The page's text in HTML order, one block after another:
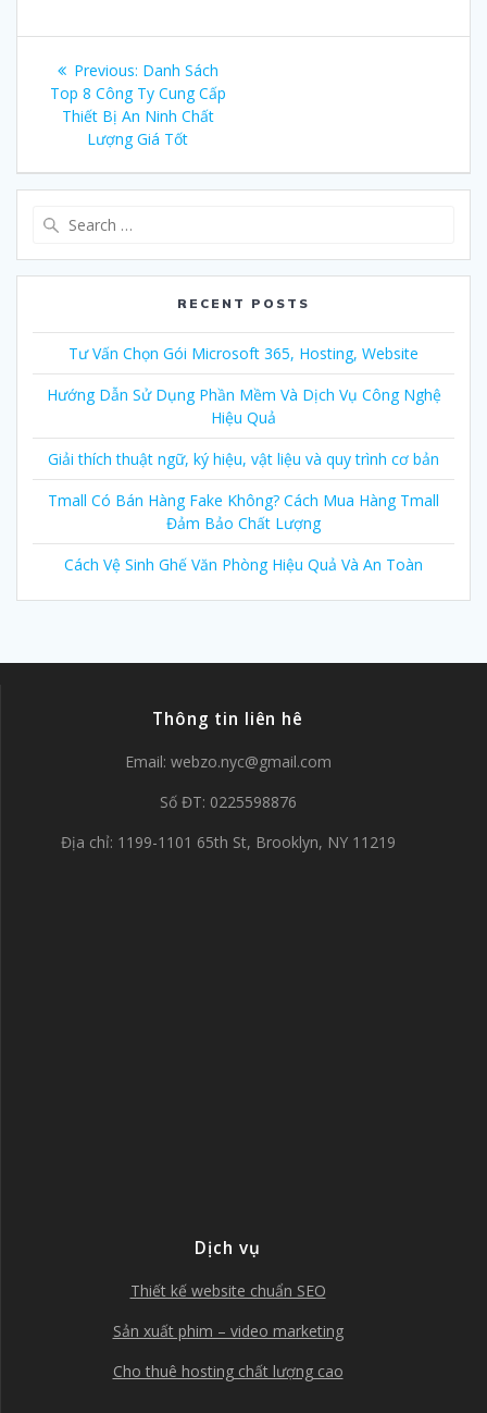
Post
navigation
Previous: Previous
post:
Danh Sách
Top 8 Công Ty Cung Cấp
Thiết Bị An Ninh Chất
Lượng Giá Tốt
RECENT POSTS
Tư Vấn Chọn Gói Microsoft 365, Hosting, Website
Hướng Dẫn Sử Dụng Phần Mềm Và Dịch Vụ Công Nghệ
Hiệu Quả
Giải thích thuật ngữ, ký hiệu, vật liệu và quy trình cơ bản
Tmall Có Bán Hàng Fake Không? Cách Mua Hàng Tmall
Đảm Bảo Chất Lượng
Cách Vệ Sinh Ghế Văn Phòng Hiệu Quả Và An Toàn
Thông tin liên hê
Email: webzo.nyc@gmail.com
Số ĐT: 0225598876
Địa chỉ: 1199-1101 65th St, Brooklyn, NY 11219
Dịch vụ
Thiết kế website chuẩn SEO
Sản xuất phim – video marketing
Cho thuê hosting chất lượng cao